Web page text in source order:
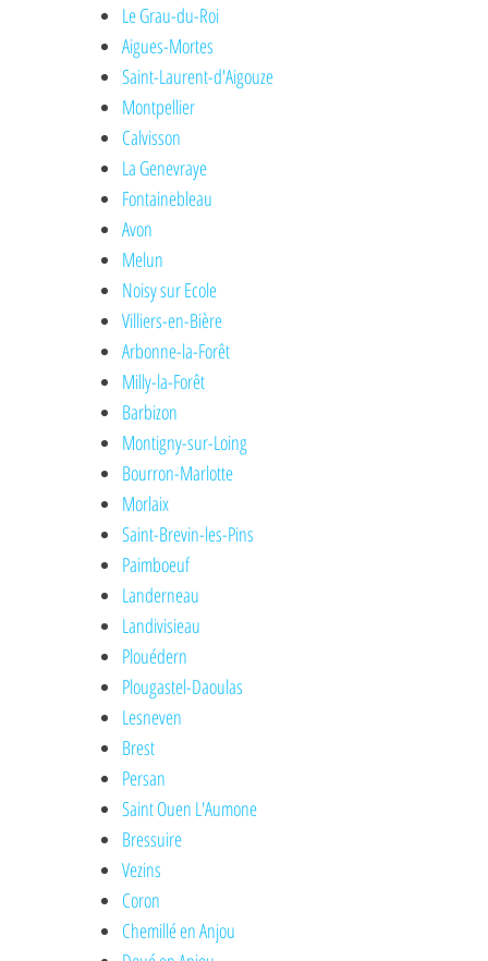
Le Grau-du-Roi
Aigues-Mortes
Saint-Laurent-d'Aigouze
Montpellier
Calvisson
La Genevraye
Fontainebleau
Avon
Melun
Noisy sur Ecole
Villiers-en-Bière
Arbonne-la-Forêt
Milly-la-Forêt
Barbizon
Montigny-sur-Loing
Bourron-Marlotte
Morlaix
Saint-Brevin-les-Pins
Paimboeuf
Landerneau
Landivisieau
Plouédern
Plougastel-Daoulas
Lesneven
Brest
Persan
Saint Ouen L'Aumone
Bressuire
Vezins
Coron
Chemillé en Anjou